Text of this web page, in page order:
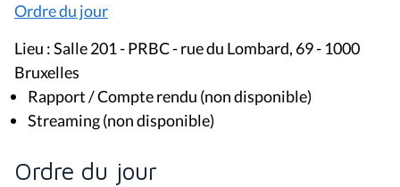
Ordre du jour
Lieu : Salle 201 - PRBC - rue du Lombard, 69 - 1000
Bruxelles
Rapport / Compte rendu (non disponible)
Streaming (non disponible)
Ordre du jour